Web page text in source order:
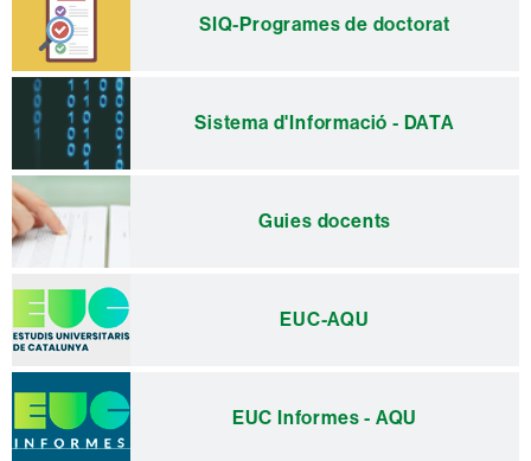
SIQ-Programes de doctorat
Sistema d'Informació - DATA
Guies docents
EUC-AQU
EUC Informes - AQU